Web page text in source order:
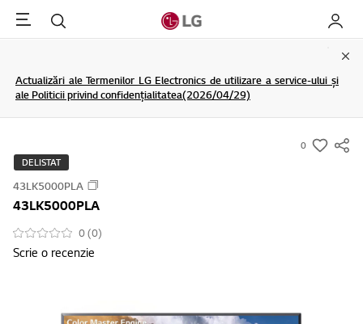
Menu Cautare My LG
Actualizări ale Termenilor LG Electronics de utilizare a service-ului și
ale Politicii privind confidențialitatea(2026/04/29)
0
s
DELISTAT
43LK5000PLA
43LK5000PLA
0 (0)
Scrie o recenzie